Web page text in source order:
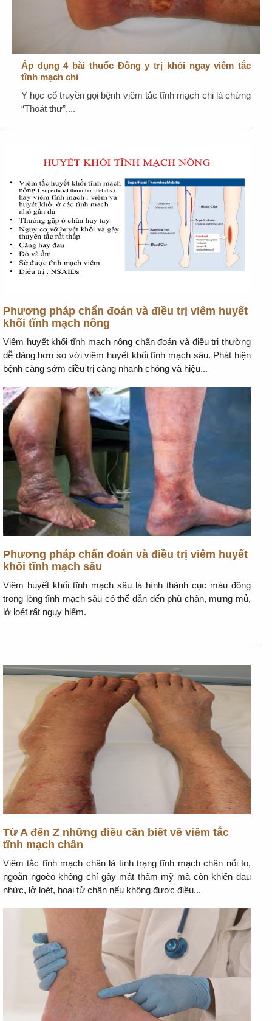
Áp dụng 4 bài thuốc Đông y trị khỏi ngay viêm tắc
tĩnh mạch chi
Y học cổ truyền gọi bệnh viêm tắc tĩnh mạch chi là chứng
“Thoát thư”,...
Phương pháp chẩn đoán và điều trị viêm huyết
khối tĩnh mạch nông
Viêm huyết khối tĩnh mạch nông chẩn đoán và điều trị thường
dễ dàng hơn so với viêm huyết khối tĩnh mạch sâu. Phát hiện
bệnh càng sớm điều trị càng nhanh chóng và hiệu...
Phương pháp chẩn đoán và điều trị viêm huyết
khối tĩnh mạch sâu
Viêm huyết khối tĩnh mạch sâu là hình thành cục máu đông
trong lòng tĩnh mạch sâu có thể dẫn đến phù chân, mưng mủ,
lở loét rất nguy hiểm.
Từ A đến Z những điều cần biết về viêm tắc
tĩnh mạch chân
Viêm tắc tĩnh mạch chân là tình trạng tĩnh mạch chân nổi to,
ngoằn ngoèo không chỉ gây mất thẩm mỹ mà còn khiến đau
nhức, lở loét, hoại tử chân nếu không được điều...